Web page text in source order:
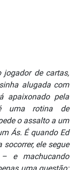
jogador de cartas,
alugada com
apaixonado pela
uma rotina de
o assalto a um
Ás. É quando Ed
ele segue
e machucando